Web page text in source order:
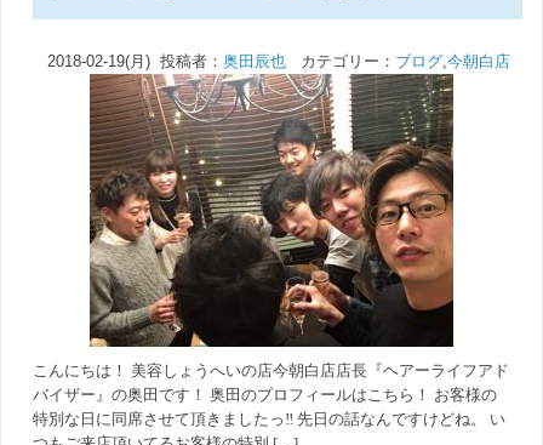
2018-02-19(月) 投稿者： 奥田辰也カテゴリー： ブログ,今朝白店
こんにちは！ 美容しょうへいの店今朝白店店長『ヘアーライフアド
バイザー』の奥田です！ 奥田のプロフィールはこちら！ お客様の
特別な日に同席させて頂きましたっ‼︎ 先日の話なんですけどね。 い